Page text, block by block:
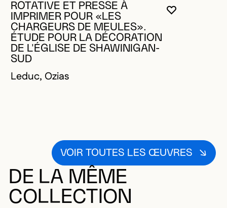
VOUS
FERMER
OUVRIR LA
ROTATIVE ET PRESSE À
IMPRIMER POUR «LES
CHARGEURS DE MEULES».
ÉTUDE POUR LA DÉCORATION
DE L'ÉGLISE DE SHAWINIGAN-
SUD
Leduc, Ozias
VOIR TOUTES LES ŒUVRES
DE LA MÊME
COLLECTION